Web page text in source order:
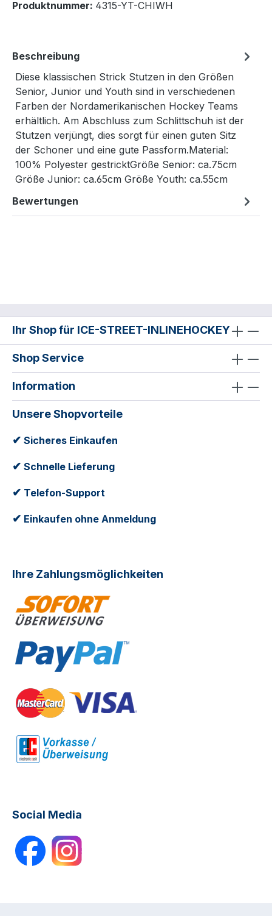
Produktnummer: 4315-YT-CHIWH
Beschreibung
Diese klassischen Strick Stutzen in den Größen
Senior, Junior und Youth sind in verschiedenen
Farben der Nordamerikanischen Hockey Teams
erhältlich. Am Abschluss zum Schlittschuh ist der
Stutzen verjüngt, dies sorgt für einen guten Sitz
der Schoner und eine gute Passform.Material:
100% Polyester gestricktGröße Senior: ca.75cm
Größe Junior: ca.65cm Größe Youth: ca.55cm
Bewertungen
Ihr Shop für ICE-STREET-INLINEHOCKEY
Shop Service
Information
Unsere Shopvorteile
✔ Sicheres Einkaufen
✔ Schnelle Lieferung
✔ Telefon-Support
✔ Einkaufen ohne Anmeldung
Ihre Zahlungsmöglichkeiten
Social Media